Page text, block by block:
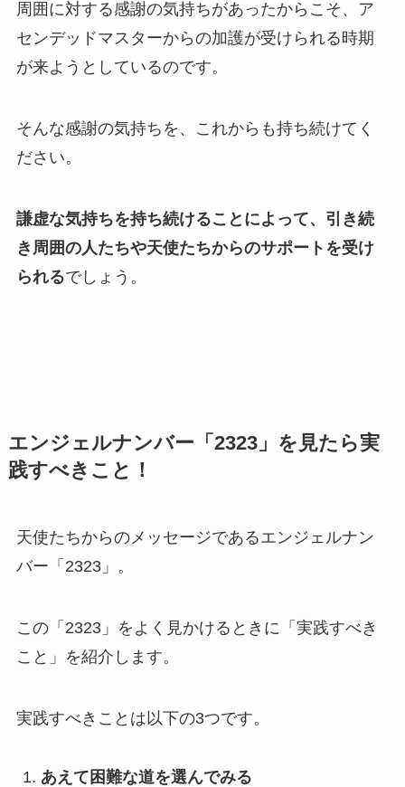
周囲に対する感謝の気持ちがあったからこそ、ア
センデッドマスターからの加護が受けられる時期
が来ようとしているのです。
そんな感謝の気持ちを、これからも持ち続けてく
ださい。
謙虚な気持ちを持ち続けることによって、引き続
き周囲の人たちや天使たちからのサポートを受け
られるでしょう。
エンジェルナンバー「2323」を見たら実
践すべきこと！
天使たちからのメッセージであるエンジェルナン
バー「2323」。
この「2323」をよく見かけるときに「実践すべき
こと」を紹介します。
実践すべきことは以下の3つです。
あえて困難な道を選んでみる